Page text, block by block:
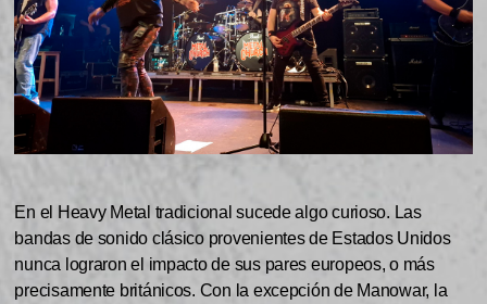
En el Heavy Metal tradicional sucede algo curioso. Las
bandas de sonido clásico provenientes de Estados Unidos
nunca lograron el impacto de sus pares europeos, o más
precisamente británicos. Con la excepción de Manowar, la